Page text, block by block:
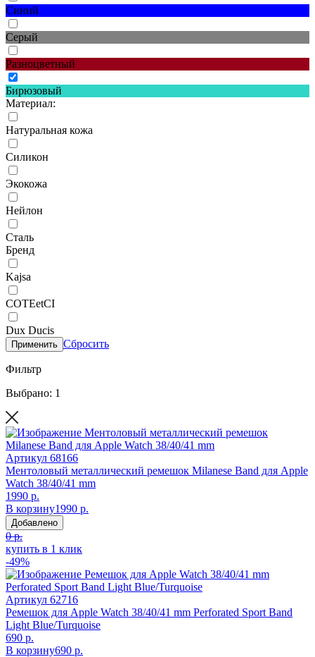
Синий
Серый
Разноцветный
Бирюзовый
Материал:
Натуральная кожа
Силикон
Экокожа
Нейлон
Сталь
Бренд
Kajsa
COTEetCI
Dux Ducis
Применить Сбросить
Фильтр
Выбрано: 1
Артикул 68166
Ментоловый металлический ремешок Milanese Band для Apple
Watch 38/40/41 mm
1990 р.
В корзину1990 р.
Добавлено
0 р.
купить в 1 клик
-49%
Артикул 62716
Ремешок для Apple Watch 38/40/41 mm Perforated Sport Band
Light Blue/Turquoise
690 р.
В корзину690 р.